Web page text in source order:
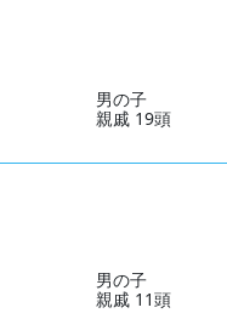
男の子
親戚 19頭
男の子
親戚 11頭